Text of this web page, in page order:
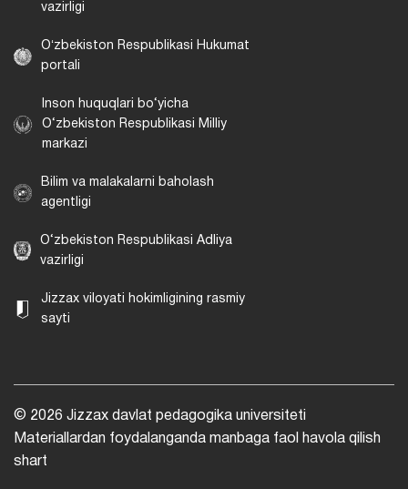
vazirligi
Oʻzbekiston Respublikasi Hukumat
portali
Inson huquqlari bo‘yicha
O‘zbekiston Respublikasi Milliy
markazi
Bilim va malakalarni baholash
agentligi
O‘zbekiston Respublikasi Adliya
vazirligi
Jizzax viloyati hokimligining rasmiy
sayti
© 2026 Jizzax davlat pedagogika universiteti
Materiallardan foydalanganda manbaga faol havola qilish
shart